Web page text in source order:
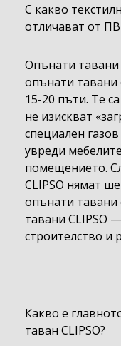
С какво
отличават от
Опънати тавани
опънати
15-20 пъти. Те
не изискват
специален
увреди
помещението.
CLIPSO нямат
опънати
тавани CLIPSO
строителство и
Какво е
таван CLIPSO?